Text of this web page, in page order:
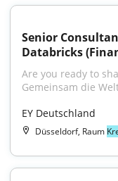
Senior
Databricks
Are you ready to
Gemeinsam die
EY Deutschland
Düsseldorf, Raum